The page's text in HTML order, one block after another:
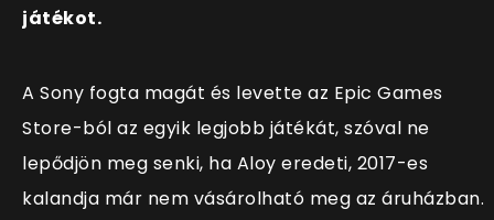
játékot.
A Sony fogta magát és levette az Epic Games
Store-ból az egyik legjobb játékát, szóval ne
lepődjön meg senki, ha Aloy eredeti, 2017-es
kalandja már nem vásárolható meg az áruházban.